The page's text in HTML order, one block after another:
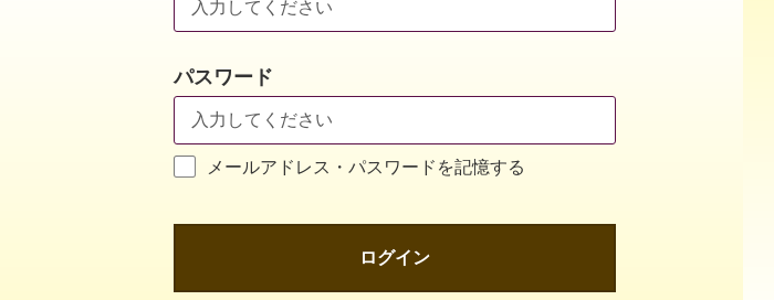
パスワード
メールアドレス・パスワードを記憶する
ログイン